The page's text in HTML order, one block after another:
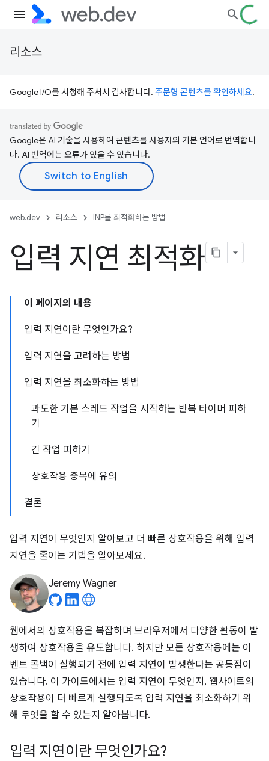
리소스
Google I/O를 시청해 주셔서 감사합니다. 주문형 콘텐츠를 확인하세요.
Google은 AI 기술을 사용하여 콘텐츠를 사용자의 기본 언어로 번역합니
다. AI 번역에는 오류가 있을 수 있습니다.
web.dev 리소스 INP를 최적화하는 방법
입력 지연 최적화
이 페이지의 내용
입력 지연이란 무엇인가요?
입력 지연을 고려하는 방법
입력 지연을 최소화하는 방법
과도한 기본 스레드 작업을 시작하는 반복 타이머 피하
기
긴 작업 피하기
상호작용 중복에 유의
결론
입력 지연이 무엇인지 알아보고 더 빠른 상호작용을 위해 입력
지연을 줄이는 기법을 알아보세요.
Jeremy Wagner
웹에서의 상호작용은 복잡하며 브라우저에서 다양한 활동이 발
생하여 상호작용을 유도합니다. 하지만 모든 상호작용에는 이
벤트 콜백이 실행되기 전에 입력 지연이 발생한다는 공통점이
있습니다. 이 가이드에서는 입력 지연이 무엇인지, 웹사이트의
상호작용이 더 빠르게 실행되도록 입력 지연을 최소화하기 위
해 무엇을 할 수 있는지 알아봅니다.
입력 지연이란 무엇인가요?